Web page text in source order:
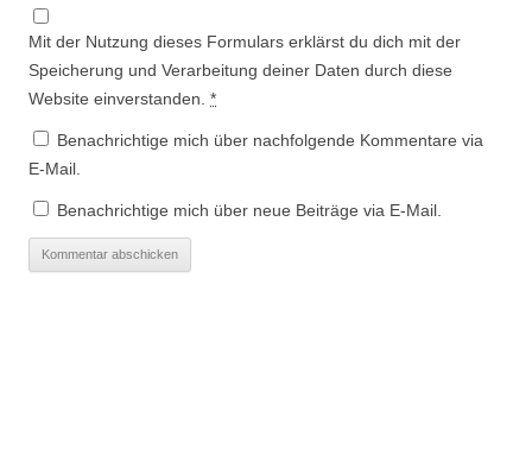
Mit der Nutzung dieses Formulars erklärst du dich mit der
Speicherung und Verarbeitung deiner Daten durch diese
Website einverstanden. *
Benachrichtige mich über nachfolgende Kommentare via
E-Mail.
Benachrichtige mich über neue Beiträge via E-Mail.